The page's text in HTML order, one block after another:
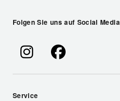
Folgen Sie uns auf Social Media
Service